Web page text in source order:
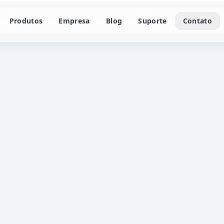
Produtos Empresa Blog Suporte Contato